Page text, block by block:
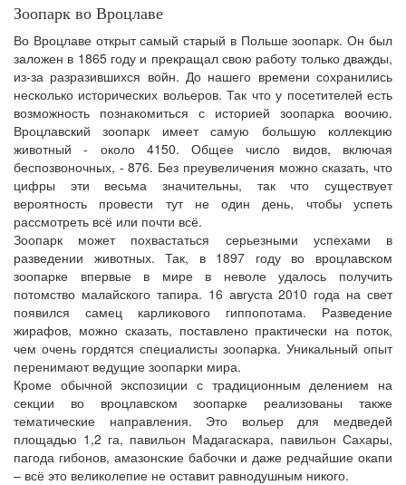
Зоопарк во Вроцлаве
Во Вроцлаве открыт самый старый в Польше зоопарк. Он был
заложен в 1865 году и прекращал свою работу только дважды,
из-за разразившихся войн. До нашего времени сохранились
несколько исторических вольеров. Так что у посетителей есть
возможность познакомиться с историей зоопарка воочию.
Вроцлавский зоопарк имеет самую большую коллекцию
животный - около 4150. Общее число видов, включая
беспозвоночных, - 876. Без преувеличения можно сказать, что
цифры эти весьма значительны, так что существует
вероятность провести тут не один день, чтобы успеть
рассмотреть всё или почти всё.
Зоопарк может похвастаться серьезными успехами в
разведении животных. Так, в 1897 году во вроцлавском
зоопарке впервые в мире в неволе удалось получить
потомство малайского тапира. 16 августа 2010 года на свет
появился самец карликового гиппопотама. Разведение
жирафов, можно сказать, поставлено практически на поток,
чем очень гордятся специалисты зоопарка. Уникальный опыт
перенимают ведущие зоопарки мира.
Кроме обычной экспозиции с традиционным делением на
секции во вроцлавском зоопарке реализованы также
тематические направления. Это вольер для медведей
площадью 1,2 га, павильон Мадагаскара, павильон Сахары,
пагода гибонов, амазонские бабочки и даже редчайшие окапи
– всё это великолепие не оставит равнодушным никого.